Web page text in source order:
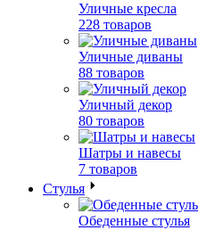
Уличные кресла
228 товаров
Уличные диваны
88 товаров
Уличный декор
80 товаров
Шатры и навесы
7 товаров
Стулья
Обеденные стулья